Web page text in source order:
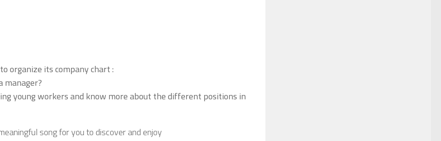
organize its company chart :
manager?
young workers and know more about the different positions in
song for you to discover and enjoy